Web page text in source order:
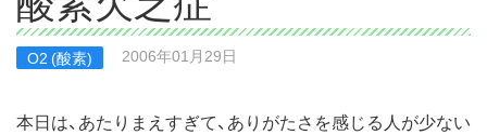
O2 (酸素) 2006年01月29日
本日は、あたりまえすぎて、ありがたさを感じる人が少ない